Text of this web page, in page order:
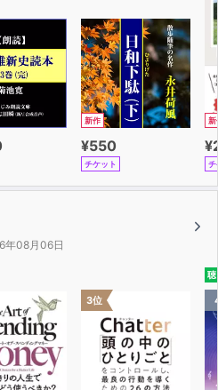
力
粋力
点力
ももこの配慮力
の豪語力
新力
力
錬金力
の置換力
力
要約力
合図力
新作
¥550
チケット
新
チ
年08月06日
3位
聴